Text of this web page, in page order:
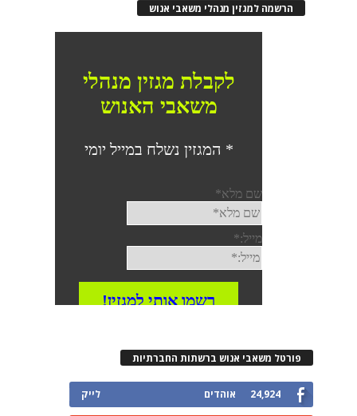
הרשמה למגזין מנהלי משאבי אנוש
פורטל משאבי אנוש ברשתות החברתיות
24,924 אוהדים לייק